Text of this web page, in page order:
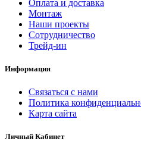
Оплата и доставка
Монтаж
Наши проекты
Сотрудничество
Трейд-ин
Информация
Связаться с нами
Политика
Карта сайта
Личный Кабинет